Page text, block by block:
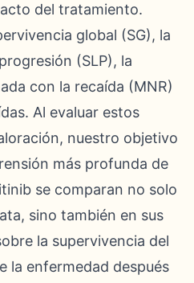
del tratamiento.
global (SG), la
(SLP), la
con la recaída (MNR)
Al evaluar estos
nuestro objetivo
más profunda de
se comparan no solo
sino también en sus
la supervivencia del
la enfermedad después